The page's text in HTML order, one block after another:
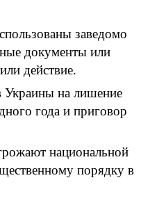
заведомо
документы или
действие.
Украины на лишение
года и приговор
национальной
порядку в